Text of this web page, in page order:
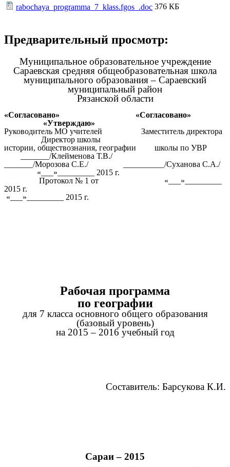
rabochaya_programma_7_klass.fgos_.doc 376 КБ
Предварительный просмотр:
Муниципальное образовательное учреждение
Сараевская средняя общеобразовательная школа
муниципального образования – Сараевский
муниципальный район
Рязанской области
«Согласовано» «Согласовано»
«Утверждаю»
Руководитель МО учителей Заместитель директора
Директор школы
истории, обществознания, географии школы по УВР
_______/Клейменова Т.В./
_______/Морозова С.Е./ __________/Суханова С.А./
«___»_________ 2015 г.
Протокол № 1 от
«___»_________
2015 г.
«___»_________ 2015 г.
Рабочая программа
по географии
для 7 класса основного общего образования
(базовый уровень)
на 2015 – 2016 учебный год
Составитель: Барсукова К.И.
Сараи – 2015